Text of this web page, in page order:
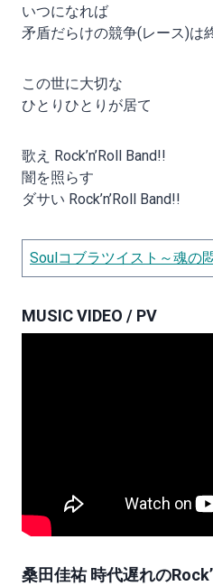
いつになれば
矛盾だらけの競争(レース)は
この世に大切な
ひとりひとりが居て
歌え Rock’n’Roll Band!!
闇を照らす
ダサい Rock’n’Roll Band!!
Soulコブラツイスト～魂の
MUSIC VIDEO / PV
桑田佳祐 時代遅れの